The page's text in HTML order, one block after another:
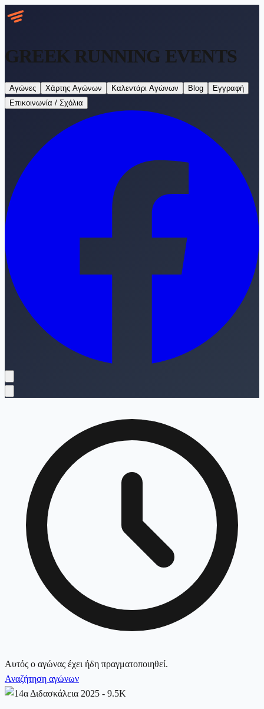
GREEK RUNNING EVENTS
Αγώνες Χάρτης Αγώνων Καλεντάρι Αγώνων Blog
Εγγραφή
Επικοινωνία / Σχόλια
Αυτός ο αγώνας έχει ήδη πραγματοποιηθεί.
Αναζήτηση αγώνων